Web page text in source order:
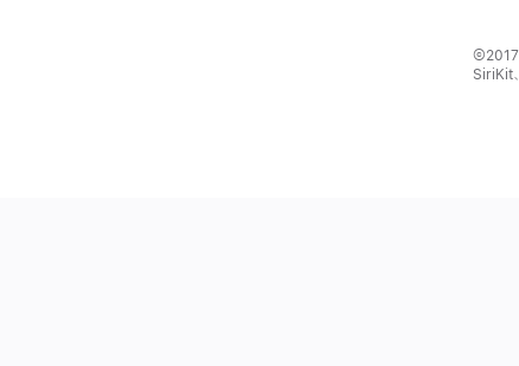
©2017
SiriKit